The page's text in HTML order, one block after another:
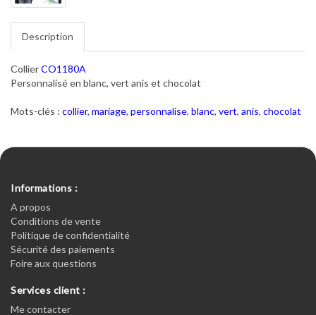
Description
CollierCO1180A
Personnalisé en blanc, vert anis et chocolat
Mots-clés : collier, mariage, personnalise, blanc, vert, anis, chocolat
Informations :
A propos
Conditions de vente
Politique de confidentialité
Sécurité des paiements
Foire aux questions
Services client :
Me contacter